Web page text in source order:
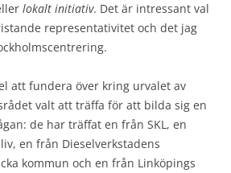
lokalt initiativ. Det är intressant val
representativitet och det jag
att fundera över kring urvalet av
valt att träffa för att bilda sig en
de har träffat en från SKL, en
en från Dieselverkstadens
kommun och en från Linköpings